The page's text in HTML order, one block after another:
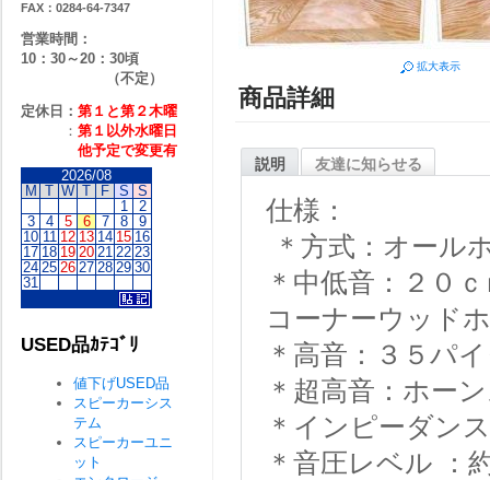
拡大表示
商品詳細
説明 友達に知らせる
仕様：
＊方式：オール
＊中低音：２０
コーナーウッド
＊高音：３５パ
＊超高音：ホー
＊インピーダン
＊音圧レベル ：
FAX：0284-64-7347
営業時間：
10：30～20：30頃
（不定）
定休日： 第１と第２木曜
： 第１以外水曜日
他予定で変更有
2026/08
M T W T F S S
1
2
3
4 5 6 7 8
9
10 11 12 13 14 15 16
17 18 19 20 21 22 23
24 25 26 27 28 29 30
31
USED品ｶﾃｺﾞﾘ
値下げUSED品
スピーカーシス
テム
スピーカーユニ
ット